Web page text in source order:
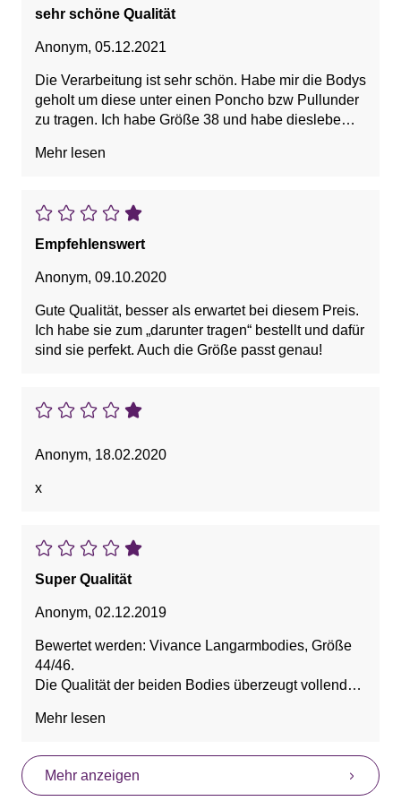
sehr schöne Qualität
Anonym, 05.12.2021
Die Verarbeitung ist sehr schön. Habe mir die Bodys
geholt um diese unter einen Poncho bzw Pullunder
zu tragen. Ich habe Größe 38 und habe dieslebe
Bäuchlein. Sie sind dreifach verstellbar mit
Mehr lesen
Empfehlenswert
Anonym, 09.10.2020
Gute Qualität, besser als erwartet bei diesem Preis.
Ich habe sie zum „darunter tragen“ bestellt und dafür
sind sie perfekt. Auch die Größe passt genau!
Anonym, 18.02.2020
x
Super Qualität
Anonym, 02.12.2019
Bewertet werden: Vivance Langarmbodies, Größe
44/46.
Die Qualität der beiden Bodies überzeugt vollends.
bisherigen Bewertungen bestätigen, und der
da ich diese zumeist in der kalten Jahreszeit trage
Mehr lesen
Mehr anzeigen